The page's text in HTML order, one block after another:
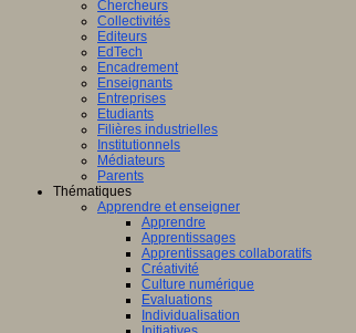
Chercheurs
Collectivités
Editeurs
EdTech
Encadrement
Enseignants
Entreprises
Etudiants
Filières industrielles
Institutionnels
Médiateurs
Parents
Thématiques
Apprendre et enseigner
Apprendre
Apprentissages
Apprentissages collaboratifs
Créativité
Culture numérique
Evaluations
Individualisation